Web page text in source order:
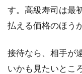
に
合
い
す
い4
軒
す。高級寿司は最
払える価格のほう
接待なら、相手が
いかも見たいとこ